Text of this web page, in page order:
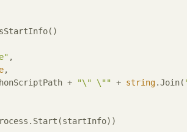
,
,
+ "\" \"" + string.Join(